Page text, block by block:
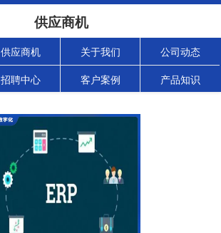
供应商机
供应商机 关于我们 公司动态
招聘中心 客户案例 产品知识